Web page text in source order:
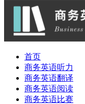
首页
商务英语听力
商务英语翻译
商务英语阅读
商务英语比赛